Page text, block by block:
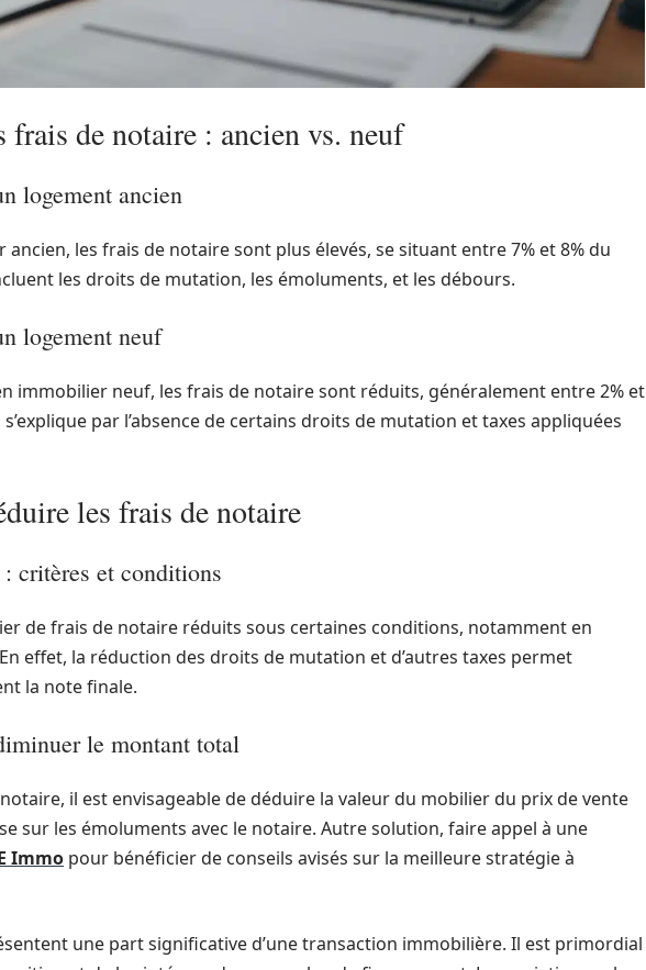
frais de notaire : ancien vs. neuf
logement ancien
les frais de notaire sont plus élevés, se situant entre 7% et 8% du
les droits de mutation, les émoluments, et les débours.
logement neuf
immobilier neuf, les frais de notaire sont réduits, généralement entre 2% et
par l’absence de certains droits de mutation et taxes appliquées
les frais de notaire
critères et conditions
de frais de notaire réduits sous certaines conditions, notamment en
effet, la réduction des droits de mutation et d’autres taxes permet
la note finale.
le montant total
il est envisageable de déduire la valeur du mobilier du prix de vente
sur les émoluments avec le notaire. Autre solution, faire appel à une
Immo pour bénéficier de conseils avisés sur la meilleure stratégie à
une part significative d’une transaction immobilière. Il est primordial